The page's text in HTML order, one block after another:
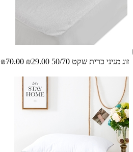
זוג מגיני כרית שקט 50/70 ₪29.00
₪70.00